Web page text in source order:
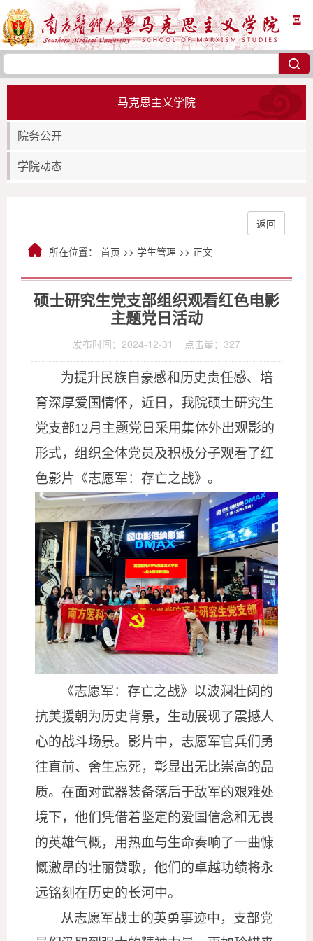
Ξ
马克思主义学院
院务公开
学院动态
所在位置： 首页 >> 学生管理 >> 正文
返回
硕士研究生党支部组织观看红色电影
主题党日活动
发布时间：2024-12-31 点击量： 327
为提升民族自豪感和历史责任感、 培
育深厚爱国情怀， 近日 ， 我院硕士研究生
党支部12月主题党日采用集体外出观影的
形式，组织全体党员及积极分子观看了红
色影片《志愿军：存亡之战》。
《志愿军：存亡之战》以波澜壮阔的
抗美援朝为历史背景，生动展现了震撼人
心的战斗场景。影片中，志愿军官兵们勇
往直前、舍生忘死，彰显出无比崇高的品
质。在面对武器装备落后于敌军的艰难处
境下，他们凭借着坚定的爱国信念和无畏
的英雄气概，用热血与生命奏响了一曲慷
慨激昂的壮丽赞歌，他们的卓越功绩将永
远铭刻在历史的长河中。
从志愿军战士的英勇事迹中， 支部党